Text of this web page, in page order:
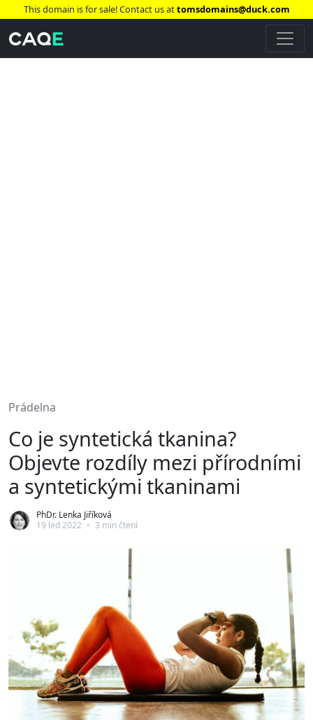
This domain is for sale! Contact us attomsdomains@duck.com
Prádelna
Co je syntetická tkanina?
Objevte rozdíly mezi přírodními
a syntetickými tkaninami
PhDr. Lenka Jiříková
19 led 2022 • 3 min čtení